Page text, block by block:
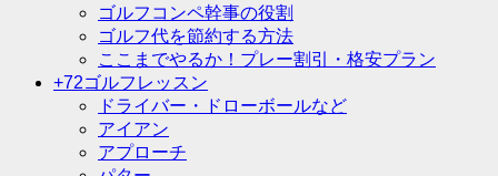
ゴルフコンペ幹事の役割
ゴルフ代を節約する方法
ここまでやるか！プレー割引・格安プラン
+72ゴルフレッスン
ドライバー・ドローボールなど
アイアン
アプローチ